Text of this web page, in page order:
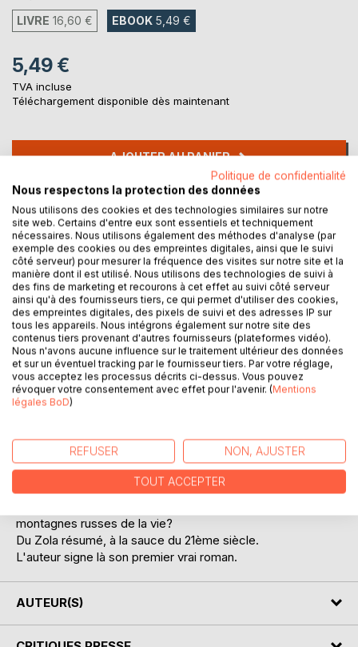
LIVRE 16,60 € EBOOK 5,49 €
5,49 €
TVA incluse
Téléchargement disponible dès maintenant
AJOUTER AU PANIER
Ajouter à ma liste d'envies
Laisser un avis
DESCRIPTION
Le point commun entre le principe d'Archimède, la loi
d'attraction universelle de Newton, la loi de Murphy, et la
Le bonheur est une fleur délicate, qu'il faut entretenir et
soigner régulièrement... Fragile comme du cristal de
Bohême: plus c'est beau, plus c'est délicat.
Le destin d'un homme et de trois femmes. Un émigré en
montagnes russes de la vie?
Du Zola résumé, à la sauce du 21ème siècle.
L'auteur signe là son premier vrai roman.
AUTEUR(S)
Politique de confidentialité
Nous respectons la protection des données
Nous utilisons des cookies et des technologies similaires sur notre
site web. Certains d'entre eux sont essentiels et techniquement
nécessaires. Nous utilisons également des méthodes d'analyse (par
exemple des cookies ou des empreintes digitales, ainsi que le suivi
côté serveur) pour mesurer la fréquence des visites sur notre site et la
manière dont il est utilisé. Nous utilisons des technologies de suivi à
des fins de marketing et recourons à cet effet au suivi côté serveur
ainsi qu'à des fournisseurs tiers, ce qui permet d'utiliser des cookies,
des empreintes digitales, des pixels de suivi et des adresses IP sur
tous les appareils. Nous intégrons également sur notre site des
contenus tiers provenant d'autres fournisseurs (plateformes vidéo).
Nous n'avons aucune influence sur le traitement ultérieur des données
et sur un éventuel tracking par le fournisseur tiers. Par votre réglage,
vous acceptez les processus décrits ci-dessus. Vous pouvez
révoquer votre consentement avec effet pour l'avenir. (Mentions
légales BoD)
REFUSER NON, AJUSTER
TOUT ACCEPTER